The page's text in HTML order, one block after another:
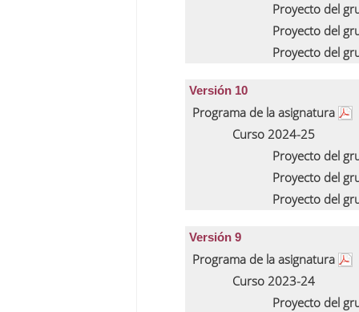
Proyecto del
Proyecto del
Proyecto del
Versión 10
Programa de la asignatura
Curso 2024-25
Proyecto del
Proyecto del
Proyecto del
Versión 9
Programa de la asignatura
Curso 2023-24
Proyecto del